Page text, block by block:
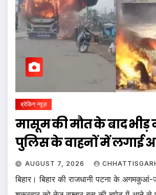
ब्रेकिंग न्यूज़
मासूम की मौत के बाद
पुलिस के वाहनों में लगाई
AUGUST 7, 2026
बिहार। ब‍िहार की राजधानी पटना के अगमकुआं-